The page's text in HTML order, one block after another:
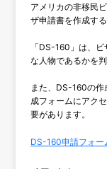
アメリカの非移民
ザ申請書を作成す
「DS-160」は、
な人物であるかを
また、DS-160の作
成フォームにアク
要があります。
DS-160申請フォー